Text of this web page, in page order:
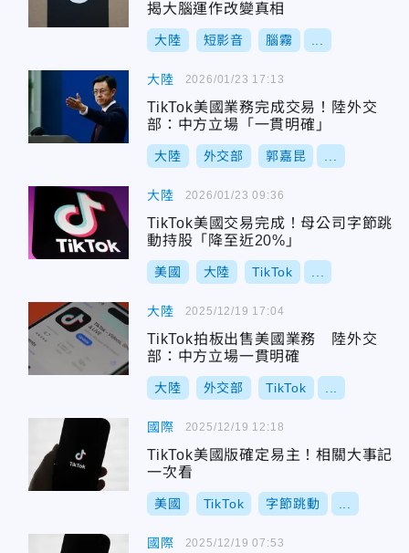
揭大腦運作改變真相
大陸 短影音 腦霧
大陸
TikTok美國業務完成交易！陸外交
部：中方立場「一貫明確」
大陸 外交部 郭嘉昆
2026/01/23 17:13
大陸
TikTok美國交易完成！母公司字節跳
動持股「降至近20%」
美國 大陸 TikTok
2026/01/23 09:36
大陸
TikTok拍板出售美國業務 陸外交
部：中方立場一貫明確
大陸 外交部 TikTok
2025/12/19 17:04
國際
TikTok美國版確定易主！相關大事記
一次看
美國 TikTok 字節跳動
2025/12/19 12:18
國際 2025/12/19 07:53